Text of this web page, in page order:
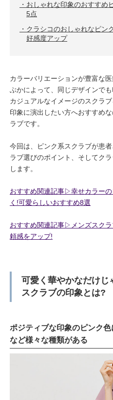
おしゃれな印象のおすすめ
5点
クラシコのおしゃれなピン
好感度アップ
カラーバリエーションが豊富な
ぶかによって、同じデザインで
カジュアルなイメージのスクラ
印象に演出したい方へおすすめ
ラブです。
今回は、ピンク系スクラブが患
ラブ選びのポイント、そしてク
します。
おすすめ関連記事▷幸せカラー
く!可愛らしいおすすめ8選
おすすめ関連記事▷メンズスク
頼感をアップ!
可愛く華やかなだけじ
スクラブの印象とは?
ポジティブな印象のピンク
など様々な種類がある